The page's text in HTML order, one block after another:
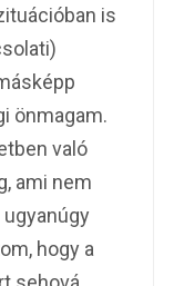
is
önmagam.
való
ami nem
hogy a